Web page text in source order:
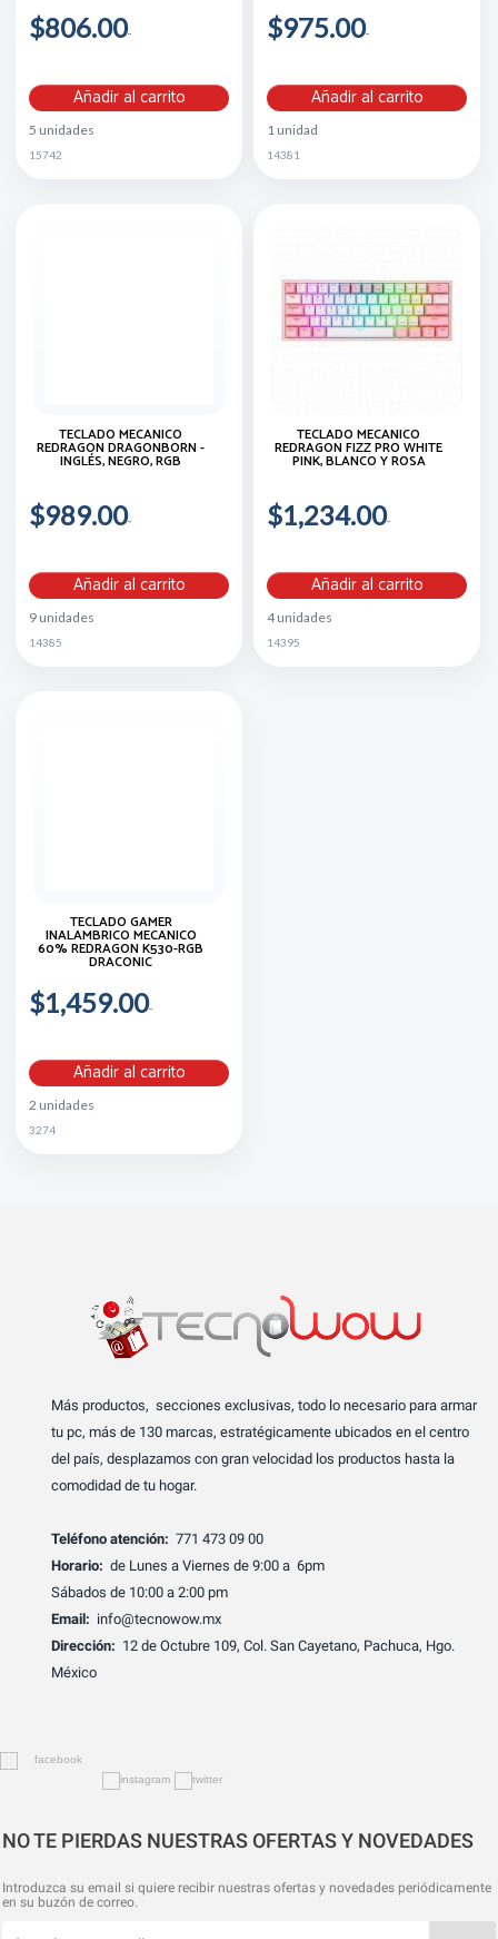
$806.00
Añadir al carrito
5 unidades
15742
$975.00
Añadir al carrito
1 unidad
14381
TECLADO MECÁNICO
REDRAGON DRAGONBORN -
INGLÉS, NEGRO, RGB
$989.00
Añadir al carrito
9 unidades
14385
TECLADO MECÁNICO
REDRAGON FIZZ PRO WHITE
PINK, BLANCO Y ROSA
$1,234.00
Añadir al carrito
4 unidades
14395
TECLADO GAMER
INALAMBRICO MECANICO
60% REDRAGON K530-RGB
DRACONIC
$1,459.00
Añadir al carrito
2 unidades
3274
Más productos, secciones exclusivas, todo lo necesario para armar
tu pc, más de 130 marcas, estratégicamente ubicados en el centro
del país, desplazamos con gran velocidad los productos hasta la
comodidad de tu hogar.
Teléfono atención: 771 473 09 00
Horario: de Lunes a Viernes de 9:00 a 6pm
Sábados de 10:00 a 2:00 pm
Email: info@tecnowow.mx
Dirección: 12 de Octubre 109, Col. San Cayetano, Pachuca, Hgo.
México
NO TE PIERDAS NUESTRAS OFERTAS Y NOVEDADES
Introduzca su email si quiere recibir nuestras ofertas y novedades periódicamente
en su buzón de correo.